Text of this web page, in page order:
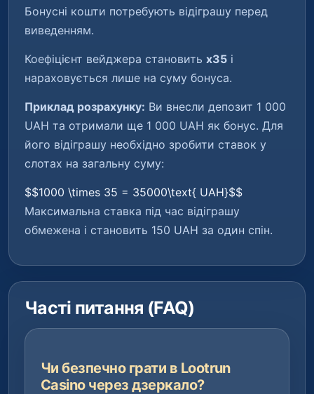
Бонусні кошти потребують відіграшу перед
виведенням.
Коефіцієнт вейджера становить x35 і
нараховується лише на суму бонуса.
Приклад розрахунку: Ви внесли депозит 1 000
UAH та отримали ще 1 000 UAH як бонус. Для
його відіграшу необхідно зробити ставок у
слотах на загальну суму:
$$1000 \times 35 = 35000\text{ UAH}$$
Максимальна ставка під час відіграшу
обмежена і становить 150 UAH за один спін.
Часті питання (FAQ)
Чи безпечно грати в Lootrun
Casino через дзеркало?